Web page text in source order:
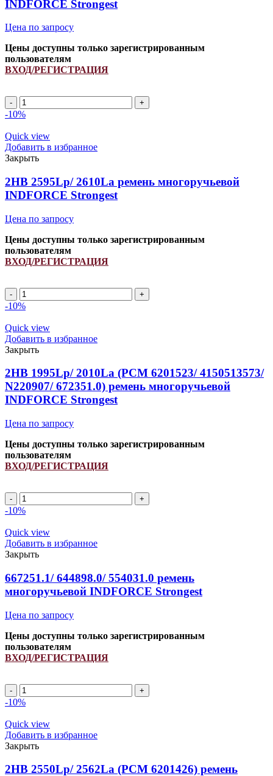
INDFORCE Strongest
Цена по запросу
Цены доступны только зарегистрированным
пользователям
ВХОД/РЕГИСТРАЦИЯ
Количество
товара
1995Lp/
2210La
ремень
многоручьевой
INDFORCE
Strongest
-10%
Quick view
Добавить в избранное
Закрыть
2HB 2595Lp/ 2610La ремень многоручьевой
INDFORCE Strongest
Цена по запросу
Цены доступны только зарегистрированным
пользователям
ВХОД/РЕГИСТРАЦИЯ
Количество
товара
2595Lp/
2610La
ремень
многоручьевой
INDFORCE
Strongest
-10%
Quick view
Добавить в избранное
Закрыть
2HB 1995Lp/ 2010La (РСМ 6201523/ 4150513573/
N220907/ 672351.0) ремень многоручьевой
INDFORCE Strongest
Цена по запросу
Цены доступны только зарегистрированным
пользователям
ВХОД/РЕГИСТРАЦИЯ
Количество
товара
1995Lp/
2010La
(РСМ
6201523/
4150513573/
N220907/
672351.0)
многоручьевой
Strongest
-10%
Quick view
Добавить в избранное
Закрыть
667251.1/ 644898.0/ 554031.0 ремень
многоручьевой INDFORCE Strongest
Цена по запросу
Цены доступны только зарегистрированным
пользователям
ВХОД/РЕГИСТРАЦИЯ
Количество
товара
644898.0/
554031.0
ремень
многоручьевой
INDFORCE
-10%
Quick view
Добавить в избранное
Закрыть
2HB 2550Lp/ 2562La (PCM 6201426) ремень